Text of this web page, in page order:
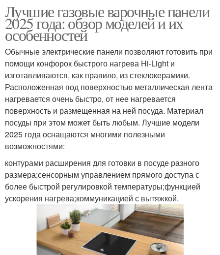
Лучшие газовые варочные панели
2025 года: обзор моделей и их
особенностей
Обычные электрические панели позволяют готовить при
помощи конфорок быстрого нагрева Hi-Light и
изготавливаются, как правило, из стеклокерамики.
Расположенная под поверхностью металлическая лента
нагревается очень быстро, от нее нагревается
поверхность и размещенная на ней посуда. Материал
посуды при этом может быть любым. Лучшие модели
2025 года оснащаются многими полезными
возможностями:
контурами расширения для готовки в посуде разного
размера;сенсорным управлением прямого доступа с
более быстрой регулировкой температуры;функцией
ускорения нагрева;коммуникацией с вытяжкой.